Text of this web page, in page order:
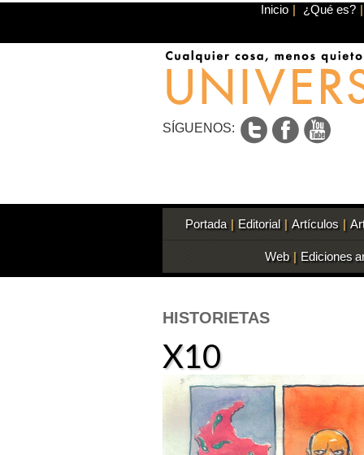
Inicio | ¿Qué es? |
SÍGUENOS:
Portada | Editorial | Artículos |
Web | Ediciones
HISTORIETAS
X10